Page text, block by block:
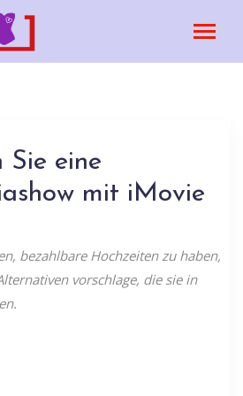
Sie eine
mit iMovie
bezahlbare Hochzeiten zu haben,
vorschlage, die sie in